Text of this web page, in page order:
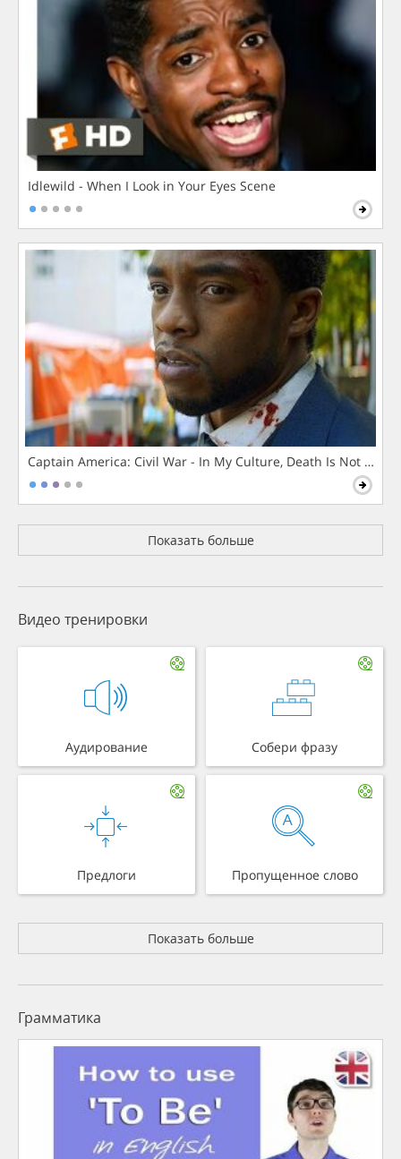
Idlewild - When I Look in Your Eyes Scene
Captain America: Civil War - In My Culture, Death Is Not The
Показать больше
Видео тренировки
Аудирование Собери фразу
Предлоги Пропущенное слово
Показать больше
Грамматика